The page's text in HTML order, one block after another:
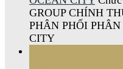
GROUP CHÍNH
PHÂN PHỐI
CITY